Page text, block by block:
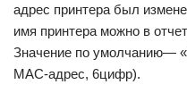
адрес принтера был
имя принтера можно в
Значение по умолчанию—
MAC-адрес, 6цифр).